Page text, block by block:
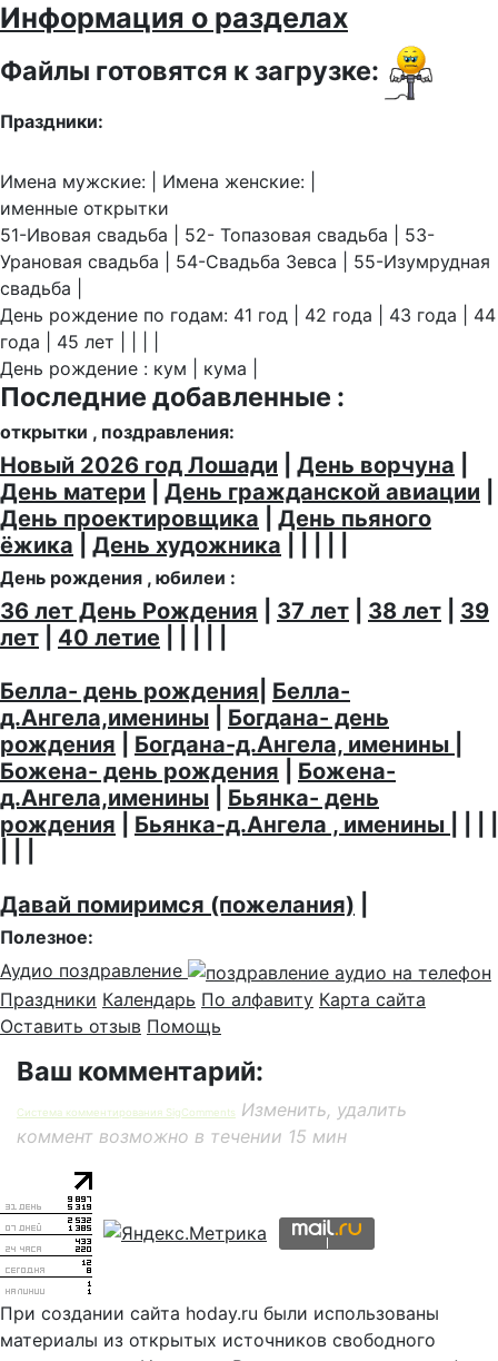
Информация о разделах
Файлы готовятся к загрузке:
Праздники:
Имена мужские: | Имена женские: |
именные открытки
51-Ивовая свадьба | 52- Топазовая свадьба | 53-
Урановая свадьба | 54-Свадьба Зевса | 55-Изумрудная
свадьба |
День рождение по годам: 41 год | 42 года | 43 года | 44
года | 45 лет | | | |
День рождение : кум | кума |
Последние добавленные :
открытки , поздравления:
Новый 2026 год Лошади День ворчуна
День матери
День гражданской авиации
День проектировщика
День пьяного
ёжика
День художника
День рождения , юбилеи :
36 лет День Рождения 37 лет 38 лет
39
лет
40 летие
Белла- день рождения Белла-
д.Ангела,именины
Богдана- день
рождения
Богдана-д.Ангела, именины
Божена- день рождения
Божена-
д.Ангела,именины
Бьянка- день
рождения
Бьянка-д.Ангела , именины
Давай помиримся (пожелания)
Полезное:
Аудио поздравление
Праздники Календарь По алфавиту Карта сайта
Оставить отзыв Помощь
Ваш комментарий:
Система комментирования SigComments
Изменить, удалить
коммент возможно в течении 15 мин
При создании сайта hoday.ru были использованы
материалы из открытых источников свободного